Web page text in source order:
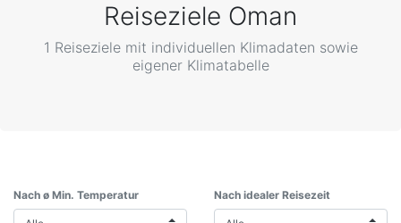
Reiseziele Oman
1 Reiseziele mit individuellen Klimadaten sowie
eigener Klimatabelle
Nach ø Min. Temperatur Nach idealer Reisezeit